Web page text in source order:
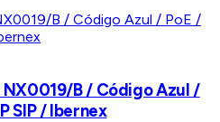
NX0019/B / Código Azul /
SIP / Ibernex